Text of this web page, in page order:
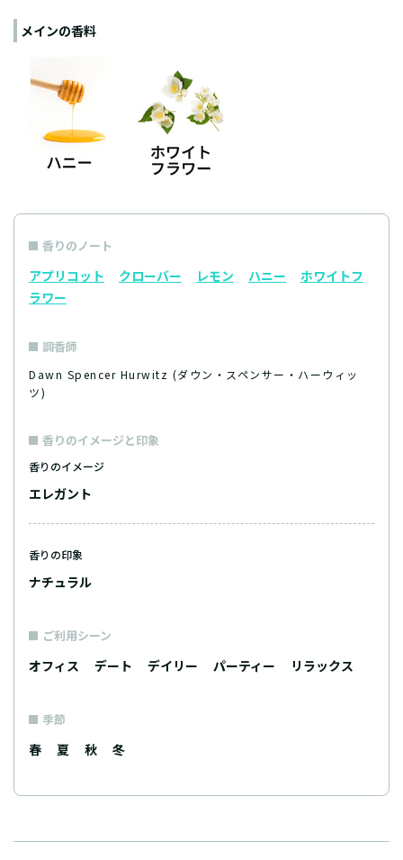
メインの香料
香りのノート
アプリコット クローバー レモン ハニー
ホワイトフ
ラワー
調香師
Dawn Spencer Hurwitz (ダウン・スペンサー・ハーウィッ
ツ)
香りのイメージと印象
香りのイメージ
エレガント
香りの印象
ナチュラル
ご利用シーン
オフィス デート デイリー パーティー リラックス
季節
春 夏 秋 冬